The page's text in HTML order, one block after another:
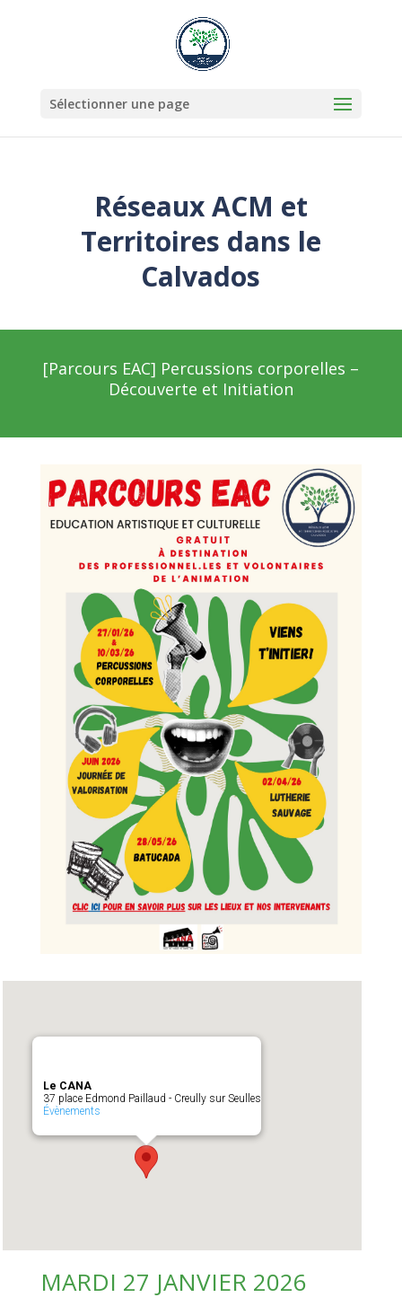
Sélectionner une page
Réseaux ACM et
Territoires dans le
Calvados
[Parcours EAC] Percussions corporelles –
Découverte et Initiation
Le CANA
37 place Edmond Paillaud - Creully sur Seulles
Évènements
MARDI 27 JANVIER 2026